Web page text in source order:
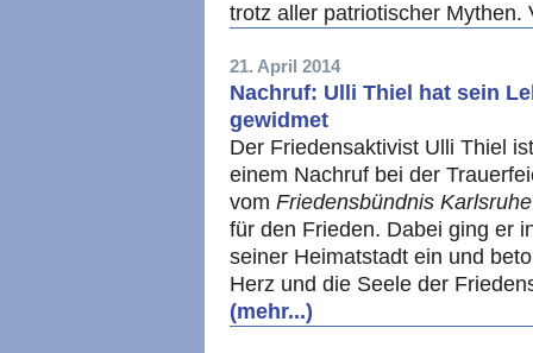
trotz aller patriotischer
21. April 2014
Nachruf: Ulli Thiel hat sein
gewidmet
Der Friedensaktivist Ulli Thiel
einem Nachruf bei der
vom Friedensbündnis Karlsruhe
für den Frieden. Dabei ging er
seiner Heimatstadt ein und
Herz und die Seele der
(mehr...)